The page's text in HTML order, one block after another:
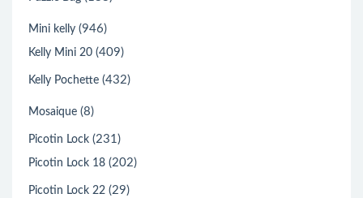
Mini kelly (946)
Kelly Mini 20 (409)
Kelly Pochette (432)
Mosaique (8)
Picotin Lock (231)
Picotin Lock 18 (202)
Picotin Lock 22 (29)